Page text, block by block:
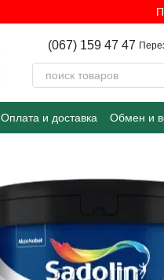
(067) 159 47 47
Оплата и доставка Обмен и